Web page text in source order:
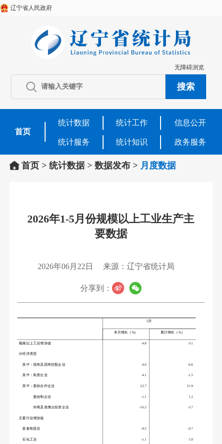
辽宁省人民政府
无障碍浏览
首页
统计数据 统计工作 信息公开
统计服务 统计知识 政务服务
首页> 统计数据> 数据发布> 月度数据
2026年1-5月份规模以上工业生产主
要数据
2026年06月22日 来源：辽宁省统计局
分享到：
5月
本月增长（%） 累计增长（%）
规模以上工业增加值 -4.8 0.1
分经济类型
其中：国有及国有控股企业 -4.0 -0.6
其中：私营企业 -4.1 -1.5
其中：股份合作企业 22.7 31.9
股份制企业 -1.1 1.2
外商及港澳台投资企业 -16.2 -3.7
主要行业增加值
装备制造业 -9.5 -0.7
石化工业 -1.1 5.9